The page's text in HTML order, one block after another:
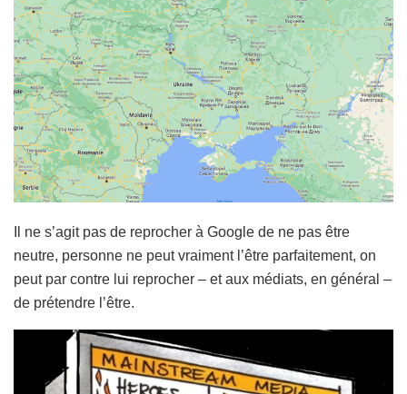
Il ne s’agit pas de reprocher à Google de ne pas être
neutre, personne ne peut vraiment l’être parfaitement, on
peut par contre lui reprocher – et aux médiats, en général –
de prétendre l’être.